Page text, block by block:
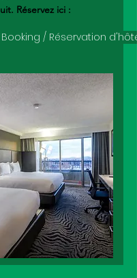
Réservez ici :
/ Réservation d'hôtel